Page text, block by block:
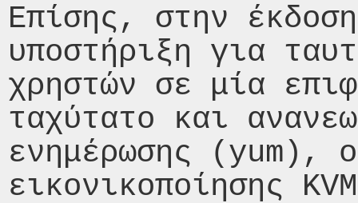
Επίσης, στην
υποστήριξη για
χρηστών σε μία
ταχύτατο και
ενημέρωσης (yum),
εικονικοποίησης